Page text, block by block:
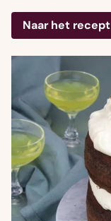
Naar het recept